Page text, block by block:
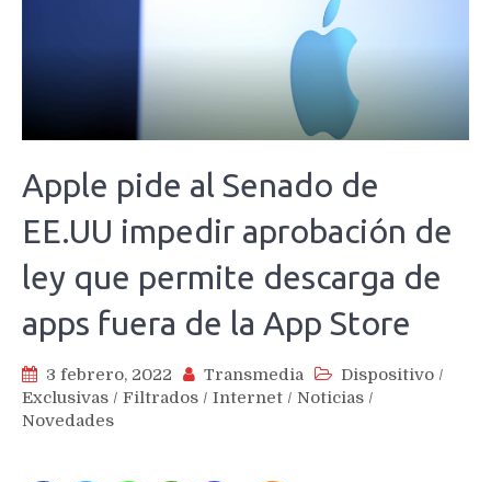
Apple pide al Senado de
EE.UU impedir aprobación de
ley que permite descarga de
apps fuera de la App Store
3 febrero, 2022 Transmedia Dispositivo /
Exclusivas / Filtrados / Internet / Noticias /
Novedades